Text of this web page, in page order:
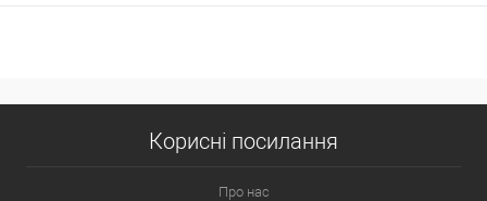
Корисні посилання
Про нас